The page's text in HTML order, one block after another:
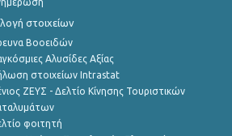
στοιχείων
Βοοειδών
Αλυσίδες Αξίας
στοιχείων Intrastat
ΖΕΥΣ - Δελτίο Κίνησης Τουριστικών
φοιτητή